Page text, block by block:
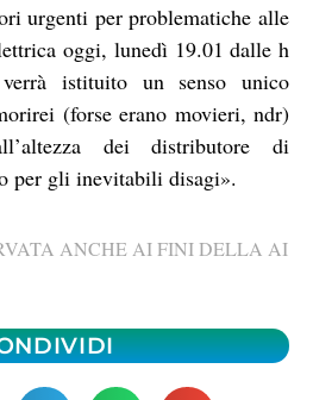
urgenti per problematiche alle
oggi, lunedì 19.01 dalle h
istituito un senso unico
(forse erano movieri, ndr)
dei distributore di
per gli inevitabili disagi».
ANCHE AI FINI DELLA AI